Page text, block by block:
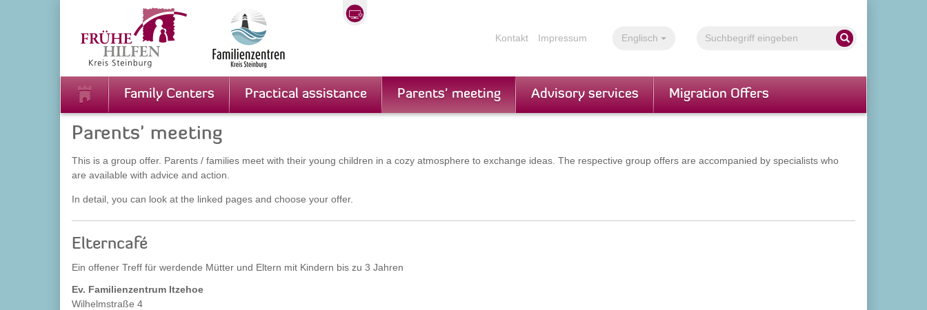
Volltextsuche Suche starten
Englisch
Kontakt Impressum
Family Centers Practical assistance Parents' meeting Advisory services Migration Offers
Parents' meeting
This is a group offer. Parents / families meet with their young children in a cozy atmosphere to exchange ideas. The respective group offers are accompanied by specialists who
are available with advice and action.
In detail, you can look at the linked pages and choose your offer.
Elterncafé
Ein offener Treff für werdende Mütter und Eltern mit Kindern bis zu 3 Jahren
Ev. Familienzentrum Itzehoe
Wilhelmstraße 4